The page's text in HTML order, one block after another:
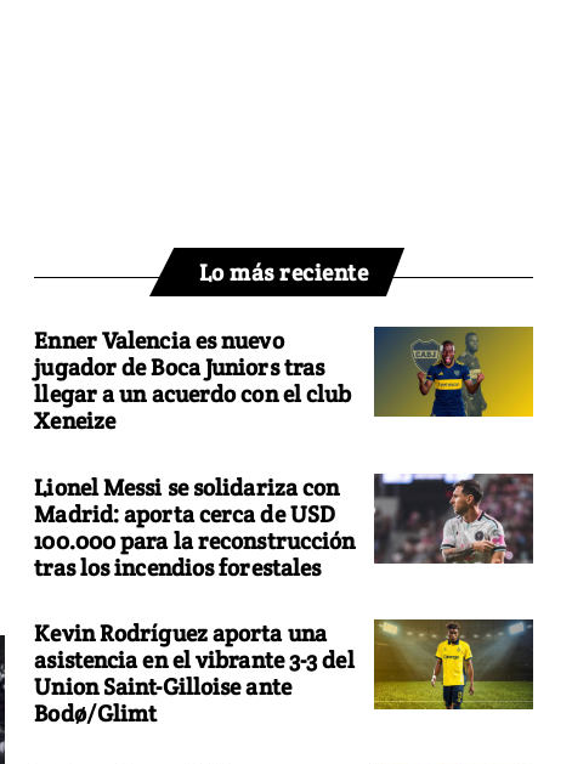
Lo más reciente
Enner Valencia es nuevo
jugador de Boca Juniors tras
llegar a un acuerdo con el club
Xeneize
Lionel Messi se solidariza con
Madrid: aporta cerca de USD
100.000 para la reconstrucción
tras los incendios forestales
Kevin Rodríguez aporta una
asistencia en el vibrante 3-3 del
Union Saint-Gilloise ante
Bodø/Glimt